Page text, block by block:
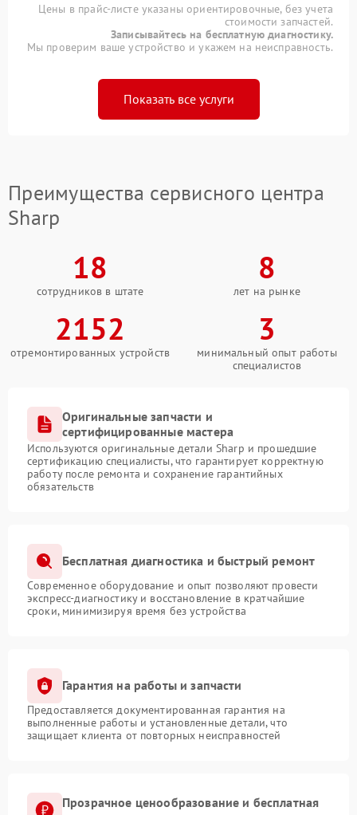
Цены в прайс-листе указаны ориентировочные, без учета
стоимости запчастей.
Записывайтесь на бесплатную диагностику.
Мы проверим ваше устройство и укажем на неисправность.
Показать все услуги
Преимущества сервисного центра
Sharp
18
сотрудников в штате
8
лет на рынке
2152
отремонтированных устройств
3
минимальный опыт работы
специалистов
Оригинальные запчасти и
сертифицированные мастера
Используются оригинальные детали Sharp и прошедшие
сертификацию специалисты, что гарантирует корректную
работу после ремонта и сохранение гарантийных
обязательств
Бесплатная диагностика и быстрый ремонт
Современное оборудование и опыт позволяют провести
экспресс-диагностику и восстановление в кратчайшие
сроки, минимизируя время без устройства
Гарантия на работы и запчасти
Предоставляется документированная гарантия на
выполненные работы и установленные детали, что
защищает клиента от повторных неисправностей
Прозрачное ценообразование и бесплатная